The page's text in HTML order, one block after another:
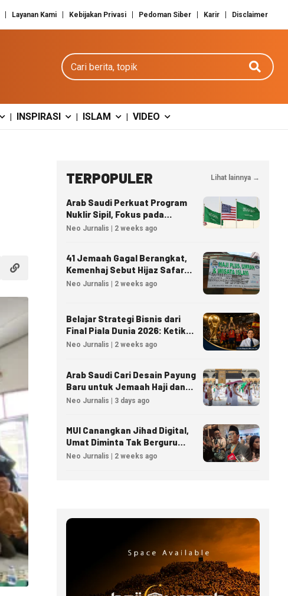
Layanan Kami Kebijakan Privasi Pedoman Siber Karir Disclaimer
Cari berita
| INSPIRASI | ISLAM | VIDEO
TERPOPULER Lihat lainnya →
Arab Saudi Perkuat Program
Nuklir Sipil, Fokus pada
Transfer Teknologi dan
Neo Jurnalis | 2 weeks ago
41 Jemaah Gagal Berangkat,
Kemenhaj Sebut Hijaz Safar
Tidak Masuk Daftar Resmi
Neo Jurnalis | 2 weeks ago
Belajar Strategi Bisnis dari
Final Piala Dunia 2026: Ketika
Taktik Sepak Bola Menjadi
Neo Jurnalis | 2 weeks ago
Arab Saudi Cari Desain Payung
Baru untuk Jemaah Haji dan
Umrah
Neo Jurnalis | 3 days ago
MUI Canangkan Jihad Digital,
Umat Diminta Tak Berguru
Agama Lewat AI
Neo Jurnalis | 2 weeks ago